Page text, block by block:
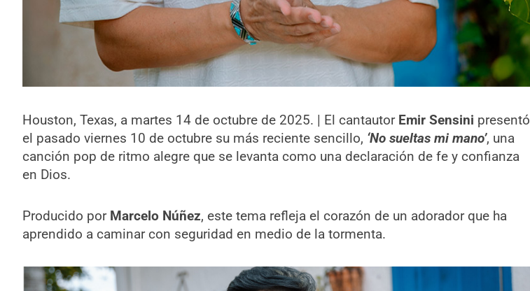
Houston, Texas, a martes 14 de octubre de 2025. | El cantautor Emir Sensini presentó
el pasado viernes 10 de octubre su más reciente sencillo, ‘No sueltas mi mano’, una
canción pop de ritmo alegre que se levanta como una declaración de fe y confianza
en Dios.
Producido por Marcelo Núñez, este tema refleja el corazón de un adorador que ha
aprendido a caminar con seguridad en medio de la tormenta.